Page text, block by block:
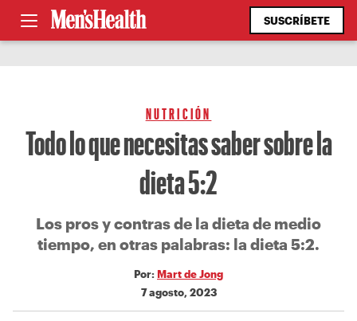
SUSCRÍBETE
NUTRICIÓN
Todo lo que necesitas saber sobre la
dieta 5:2
Los pros y contras de la dieta de medio
tiempo, en otras palabras: la dieta 5:2.
Por: Mart de Jong
7 agosto, 2023